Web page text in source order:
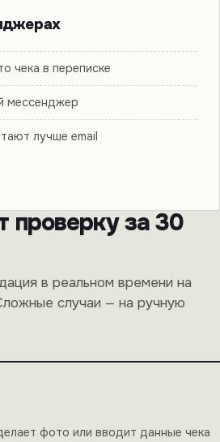
чека в переписке
мессенджер
лучше email
проверку за 30
в реальном времени на
случаи — на ручную
фото или вводит данные чека